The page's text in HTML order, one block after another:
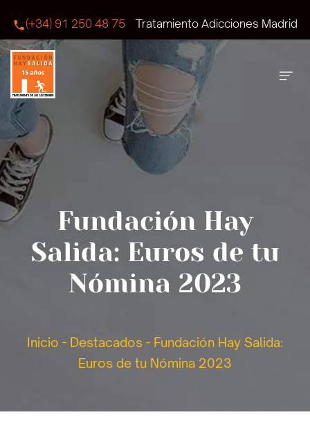
(+34) 91 250 48 75 Tratamiento Adicciones Madrid
Fundación Hay
Salida: Euros de tu
Nómina 2023
Inicio - Destacados - Fundación Hay Salida:
Euros de tu Nómina 2023